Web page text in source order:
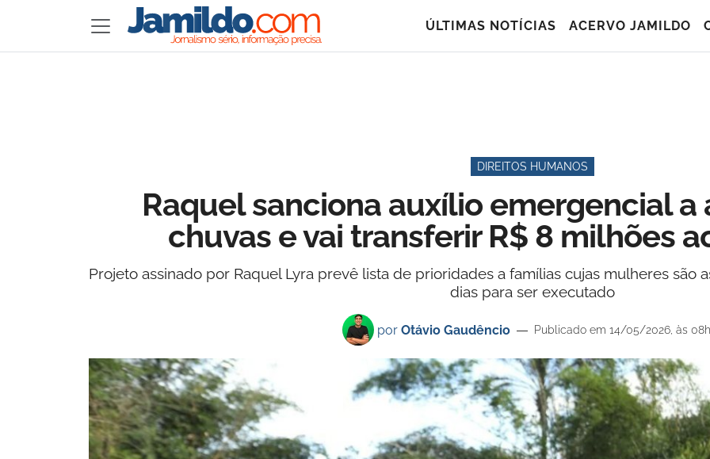
ÚLTIMAS NOTÍCIAS ACERVO JAMILDO
DIREITOS HUMANOS
Raquel sanciona auxílio emergencial
chuvas e vai transferir R$ 8 milhões
Projeto assinado por Raquel Lyra prevê lista de prioridades a famílias cujas mulheres são
dias para ser executado
por Otávio Gaudêncio Publicado em 14/05/2026, às